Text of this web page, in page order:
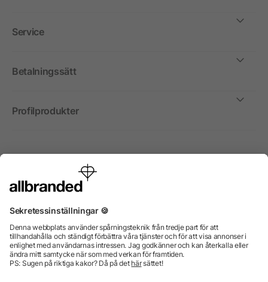
Service
Betalningssätt
Profilprodukter
Internationellt